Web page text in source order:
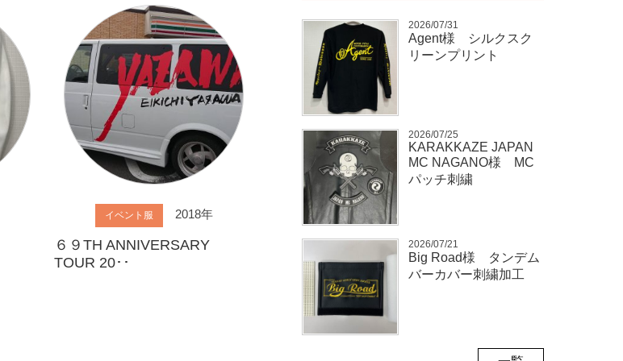
イベント服 2018年
６９TH ANNIVERSARY
TOUR 20･･
2026/07/31
Agent様 シルクスク
リーンプリント
2026/07/25
KARAKKAZE JAPAN
MC NAGANO様 MC
パッチ刺繍
2026/07/21
Big Road様 タンデム
バーカバー刺繍加工